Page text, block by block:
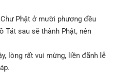
Phật ở mười phương đều
Tát sau sẽ thành Phật, nên
lòng rất vui mừng, liền đãnh lễ